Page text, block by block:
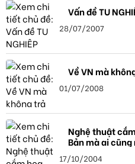
Vấn đề TU
28/07/2007
Về VN mà
01/07/2008
Nghệ thuật
Bản mà ai
17/10/2004